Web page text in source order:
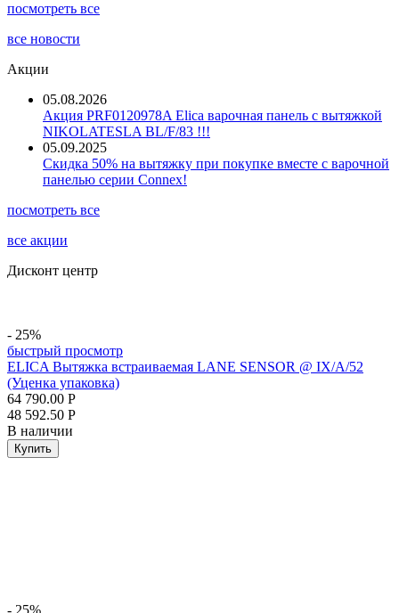
посмотреть все
все новости
Акции
05.08.2026
Акция PRF0120978A Elica варочная панель с вытяжкой
NIKOLATESLA BL/F/83 !!!
05.09.2025
Скидка 50% на вытяжку при покупке вместе с варочной
панелью серии Connex!
посмотреть все
все акции
Дисконт центр
- 25%
быстрый просмотр
ELICA Вытяжка встраиваемая LANE SENSOR @ IX/A/52
(Уценка упаковка)
64 790.00 Р
48 592.50 Р
В наличии
Купить
- 25%